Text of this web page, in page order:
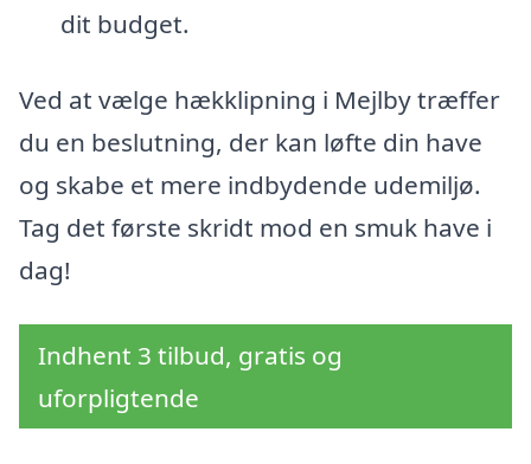
dit budget.
Ved at vælge hækklipning i Mejlby træffer
du en beslutning, der kan løfte din have
og skabe et mere indbydende udemiljø.
Tag det første skridt mod en smuk have i
dag!
Indhent 3 tilbud, gratis og
uforpligtende